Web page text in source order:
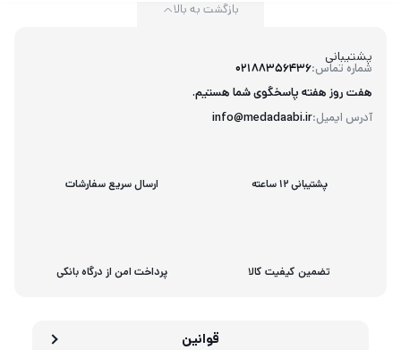
پشتیبانی
شماره تماس:02188356436
آدرس ایمیل:info@medadaabi.ir
هفت روز هفته پاسخگوی شما هستیم.
بازگشت به بالا
پشتیبانی 12 ساعته ارسال سریع سفارشات
تضمین کیفیت کالا پرداخت امن از درگاه بانکی
قوانین